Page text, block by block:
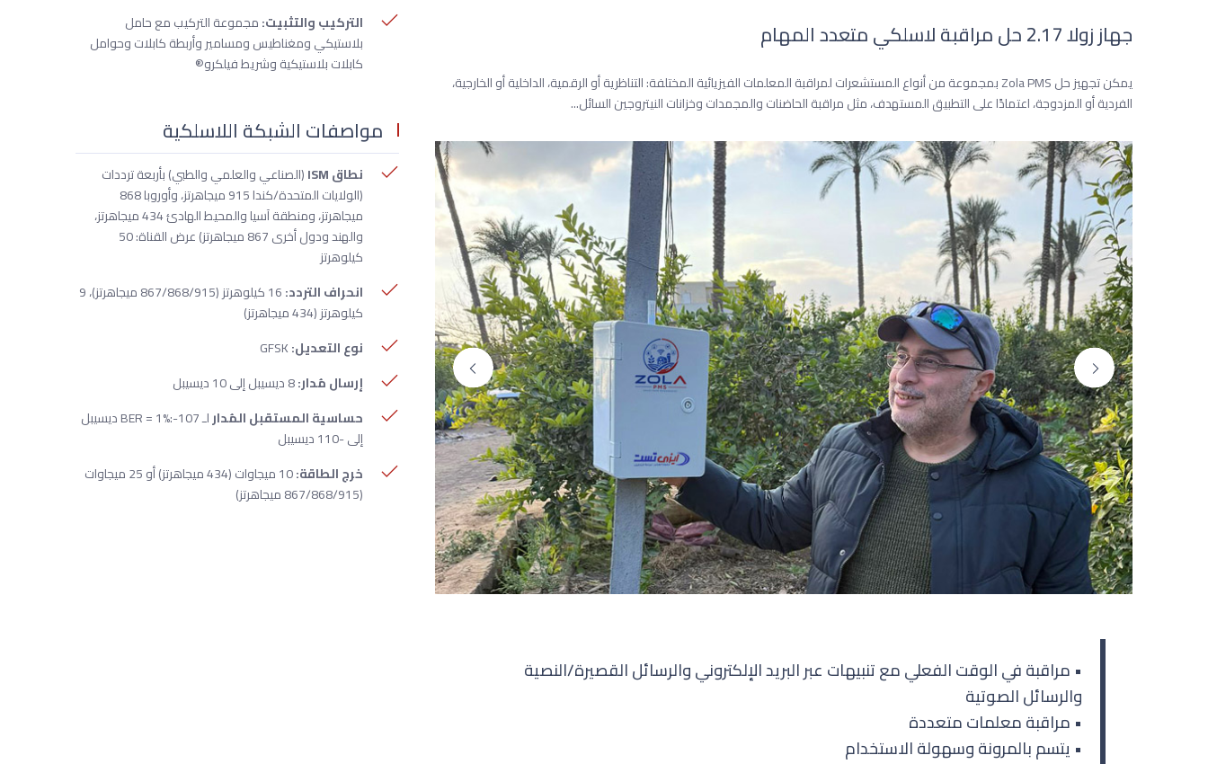
جهاز زولا 2.17 حل مراقبة لاسلكي متعدد المهام
يمكن تجهيز حل Zola PMS بمجموعة من أنواع المستشعرات لمراقبة المعلمات الفيزيائية المختلفة: التناظرية أو الرقمية، الداخلية أو الخارجية،
الفردية أو المزدوجة، اعتمادًا على التطبيق المستهدف، مثل مراقبة الحاضنات والمجمدات وخزانات النيتروجين السائل...
• مراقبة في الوقت الفعلي مع تنبيهات عبر البريد الإلكتروني والرسائل القصيرة/النصية
والرسائل الصوتية
• مراقبة معلمات متعددة
• يتسم بالمرونة وسهولة الاستخدام
التركيب والتثبيت:مجموعة التركيب مع حامل
بلاستيكي ومغناطيس ومسامير وأربطة كابلات وحوامل
كابلات بلاستيكية وشريط فيلكرو®
مواصفات الشبكة اللاسلكية
نطاق ISM
(الصناعي والعلمي والطبي) بأربعة ترددات
(الولايات المتحدة/كندا 915 ميجاهرتز، وأوروبا 868
ميجاهرتز، ومنطقة آسيا والمحيط الهادئ 434 ميجاهرتز،
والهند ودول أخرى 867 ميجاهرتز) عرض القناة: 50
كيلوهرتز
انحراف التردد:
16 كيلوهرتز (867/868/915 ميجاهرتز)، 9
كيلوهرتز (434 ميجاهرتز)
نوع التعديل:
إرسال مُدار:
حساسية المستقبل المُدار
لـ BER = 1%:-107 ديسيبل
إلى -110 ديسيبل
خرج الطاقة:
10 ميجاوات (434 ميجاهرتز) أو 25 ميجاوات
(867/868/915 ميجاهرتز)